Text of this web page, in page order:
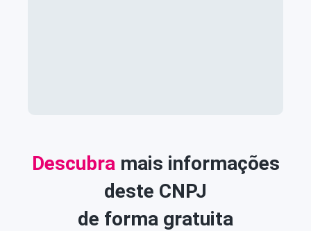
Descubra mais informações
deste CNPJ
de forma gratuita